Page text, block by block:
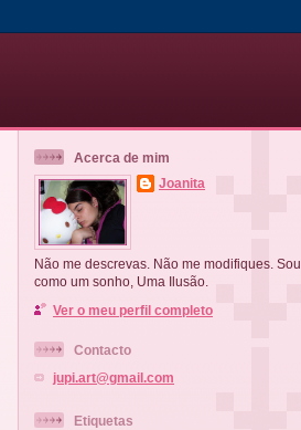
Acerca de mim
Joanita
Não me descrevas. Não me modifiques. Sou
como um sonho, Uma Ilusão.
Ver o meu perfil completo
Contacto
jupi.art@gmail.com
Etiquetas